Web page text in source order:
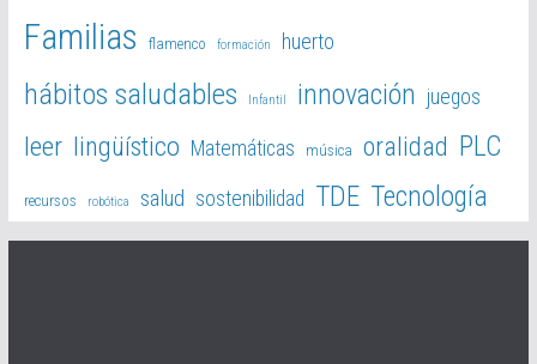
Familias flamenco formación huerto
hábitos saludables Infantil innovación juegos
leer lingüístico Matemáticas música oralidad PLC
recursos robótica salud sostenibilidad TDE Tecnología